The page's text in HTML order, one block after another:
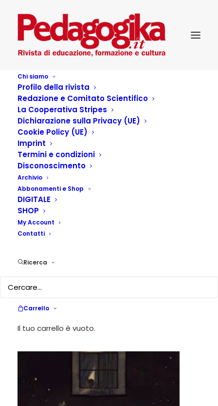
Chi siamo
Profilo della rivista
Redazione e Comitato Scientifico
La Cooperativa Stripes
Dichiarazione sulla Privacy (UE)
Cookie Policy (UE)
Imprint
Termini e condizioni
Disconoscimento
Archivio
Abbonamenti e Shop
DIGITALE
SHOP
My Account
Contatti
Ricerca
Carrello
Il tuo carrello è vuoto.
Non avere paura del
buio (M. Giusti, A.
Roselli)